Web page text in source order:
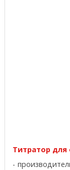
Титратор для